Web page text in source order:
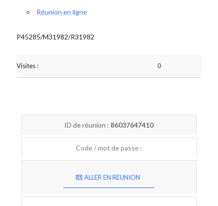
Réunion en ligne
P45285/M31982/R31982
Visites : 0
ID de réunion : 86037647410
Code / mot de passe :
ALLER EN REUNION